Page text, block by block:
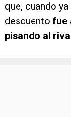
que, cuando
descuento fue
pisando al rival